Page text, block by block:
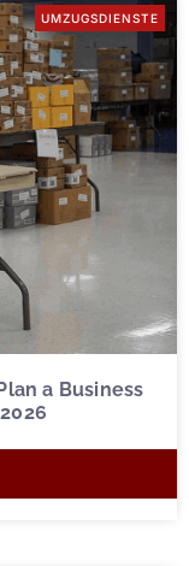
UMZUGSDIENSTE
a Business